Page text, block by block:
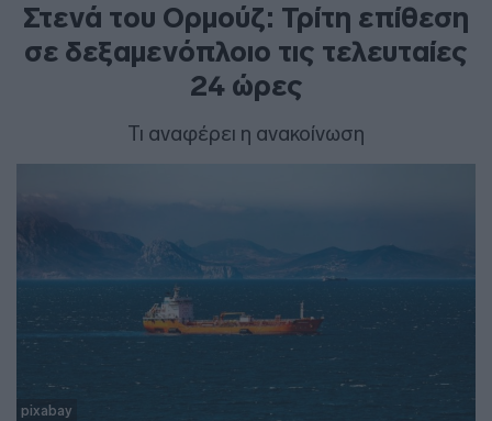
Στενά του Ορμούζ: Τρίτη επίθεση
σε δεξαμενόπλοιο τις τελευταίες
24 ώρες
Τι αναφέρει η ανακοίνωση
pixabay